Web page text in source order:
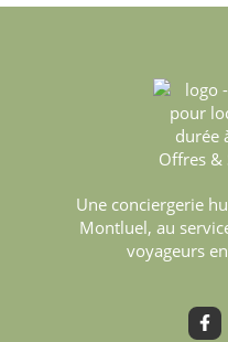
Une conciergerie
Montluel, au
voyageurs